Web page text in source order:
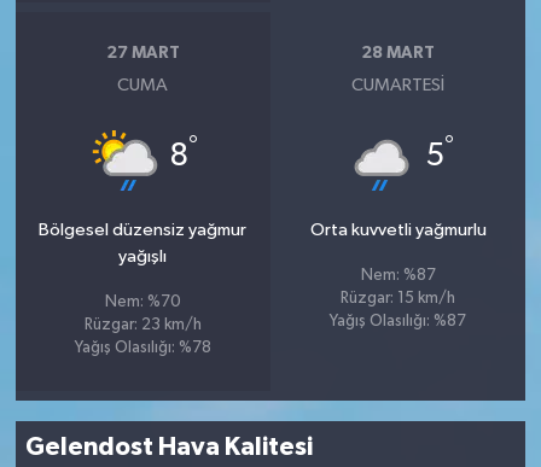
27 MART
CUMA
8°
Bölgesel düzensiz yağmur
yağışlı
Nem: %70
Rüzgar: 23 km/h
Yağış Olasılığı: %78
28 MART
CUMARTESI
5°
Orta kuvvetli yağmurlu
Nem: %87
Rüzgar: 15 km/h
Yağış Olasılığı: %87
Gelendost Hava Kalitesi